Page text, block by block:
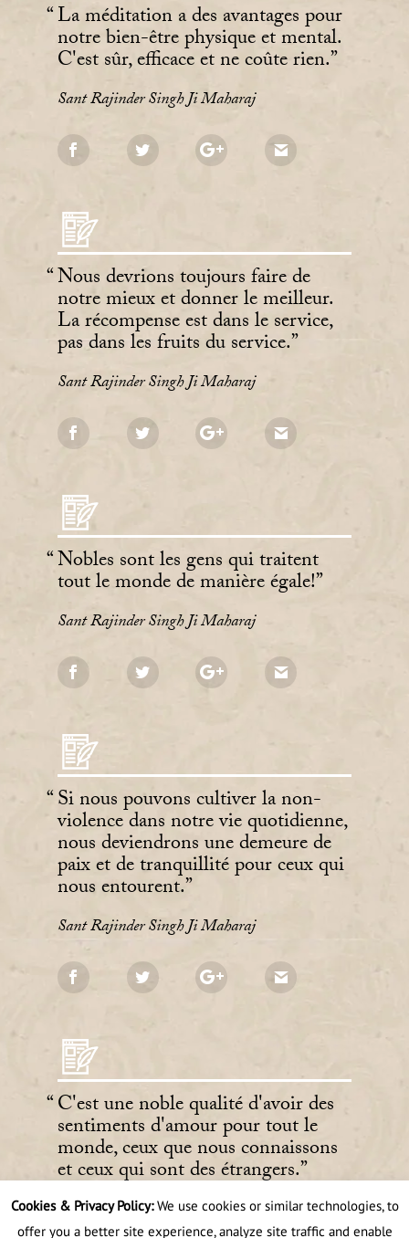
La méditation a des avantages pour
notre bien-être physique et mental.
C'est sûr, efficace et ne coûte rien.
Sant Rajinder Singh Ji Maharaj
Nous devrions toujours faire de
notre mieux et donner le meilleur.
La récompense est dans le service,
pas dans les fruits du service.
Sant Rajinder Singh Ji Maharaj
Nobles sont les gens qui traitent
tout le monde de manière égale!
Sant Rajinder Singh Ji Maharaj
Si nous pouvons cultiver la non-
violence dans notre vie quotidienne,
nous deviendrons une demeure de
paix et de tranquillité pour ceux qui
nous entourent.
Sant Rajinder Singh Ji Maharaj
C'est une noble qualité d'avoir des
sentiments d'amour pour tout le
monde, ceux que nous connaissons
et ceux qui sont des étrangers.
Sant Rajinder Singh Ji Maharaj
Cookies & Privacy Policy:We use cookies or similar technologies, to
offer you a better site experience, analyze site traffic and enable